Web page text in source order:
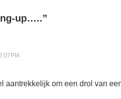
up…..”
aantrekkelijk om een drol van